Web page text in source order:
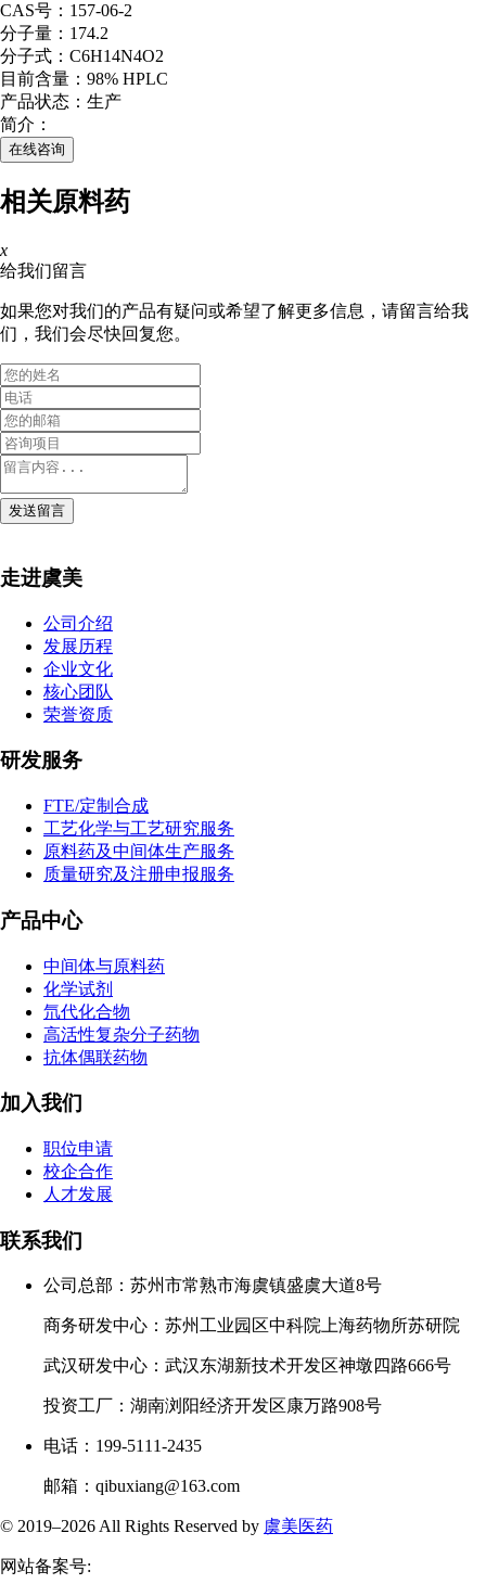
CAS号： 157-06-2
分子量： 174.2
分子式： C6H14N4O2
目前含量： 98% HPLC
产品状态： 生产
简介：
在线咨询
相关原料药
x
给我们留言
如果您对我们的产品有疑问或希望了解更多信息，请留言给我
们，我们会尽快回复您。
发送留言
走进虞美
公司介绍
发展历程
企业文化
核心团队
荣誉资质
研发服务
FTE/定制合成
工艺化学与工艺研究服务
原料药及中间体生产服务
质量研究及注册申报服务
产品中心
中间体与原料药
化学试剂
氘代化合物
高活性复杂分子药物
抗体偶联药物
加入我们
职位申请
校企合作
人才发展
联系我们
公司总部：苏州市常熟市海虞镇盛虞大道8号
商务研发中心：苏州工业园区中科院上海药物所苏研院
武汉研发中心：武汉东湖新技术开发区神墩四路666号
投资工厂：湖南浏阳经济开发区康万路908号
电话：199-5111-2435
邮箱：qibuxiang@163.com
© 2019–2026 All Rights Reserved by 虞美医药
网站备案号: